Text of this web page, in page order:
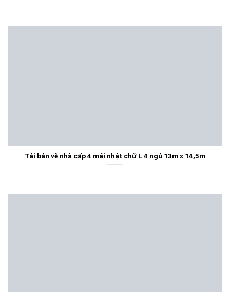
Tải bản vẽ nhà cấp 4 mái nhật chữ L 4 ngủ 13m x 14,5m